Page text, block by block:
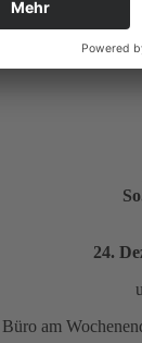
24.
Büro am